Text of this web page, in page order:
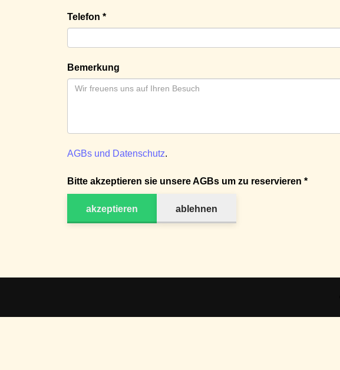
Telefon *
Bemerkung
AGBs und Datenschutz.
Bitte akzeptieren sie unsere AGBs um zu reservieren *
akzeptieren ablehnen